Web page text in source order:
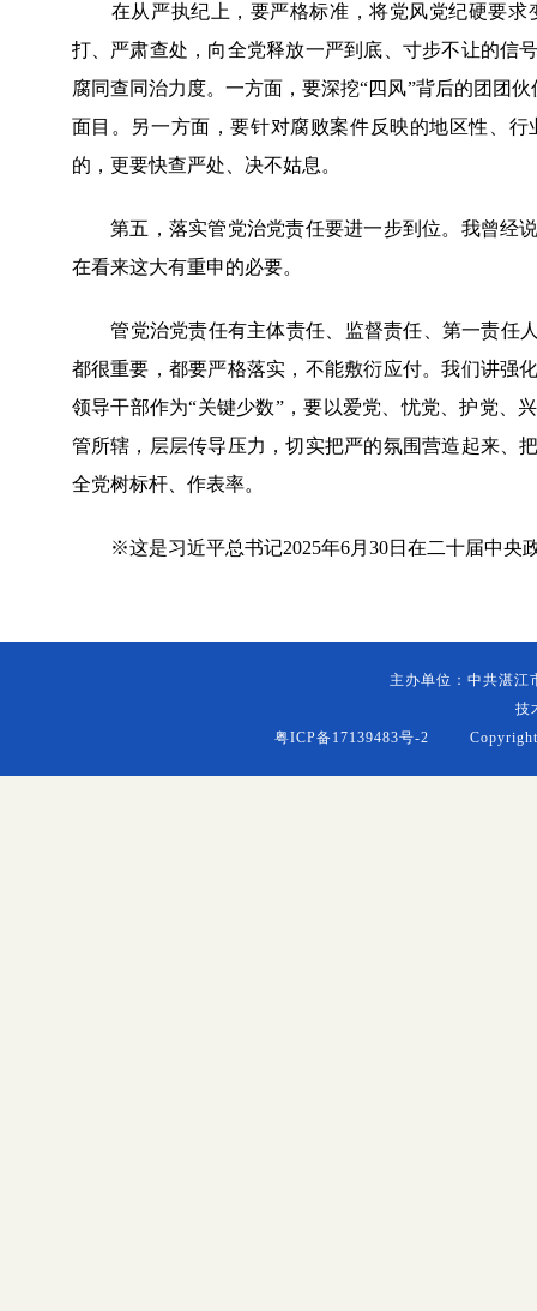
在从严执纪上，要严格标准，将党风党纪硬要求
打、严肃查处，向全党释放一严到底、寸步不让的信
腐同查同治力度。一方面，要深挖“四风”背后的团团
面目。另一方面，要针对腐败案件反映的地区性、
的，更要快查严处、决不姑息。
第五，落实管党治党责任要进一步到位。我曾经说
在看来这大有重申的必要。
管党治党责任有主体责任、监督责任、第一责任人
都很重要，都要严格落实，不能敷衍应付。我们讲强
领导干部作为“关键少数”，要以爱党、忧党、护党、
管所辖，层层传导压力，切实把严的氛围营造起来、
全党树标杆、作表率。
※这是习近平总书记2025年6月30日在二十届中央
主办单位：中共湛
技
粤ICP备17139483号-2 Copyright